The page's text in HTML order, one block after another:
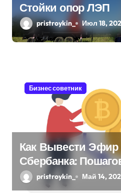
Стойки опор ЛЭП
pristroykin_ Июл 18,
Бизнес советник
Как Вывести Эфир
Сбербанка:
Руководство
pristroykin_ Май 14,